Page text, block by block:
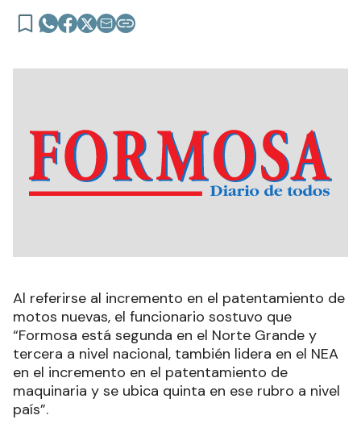
Al referirse al incremento en el patentamiento de
motos nuevas, el funcionario sostuvo que
“Formosa está segunda en el Norte Grande y
tercera a nivel nacional, también lidera en el NEA
en el incremento en el patentamiento de
maquinaria y se ubica quinta en ese rubro a nivel
país”.